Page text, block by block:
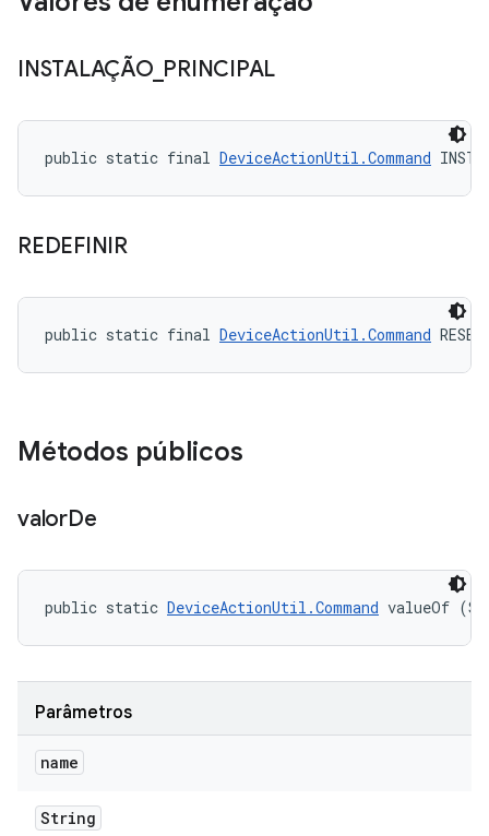
INSTALAÇÃO_ PRINCIPAL
public static final DeviceActionUtil.Command
REDEFINIR
public static final DeviceActionUtil.Command RESET
Métodos públicos
valorDe
public static DeviceActionUtil.Command valueOf
Parâmetros
name
String